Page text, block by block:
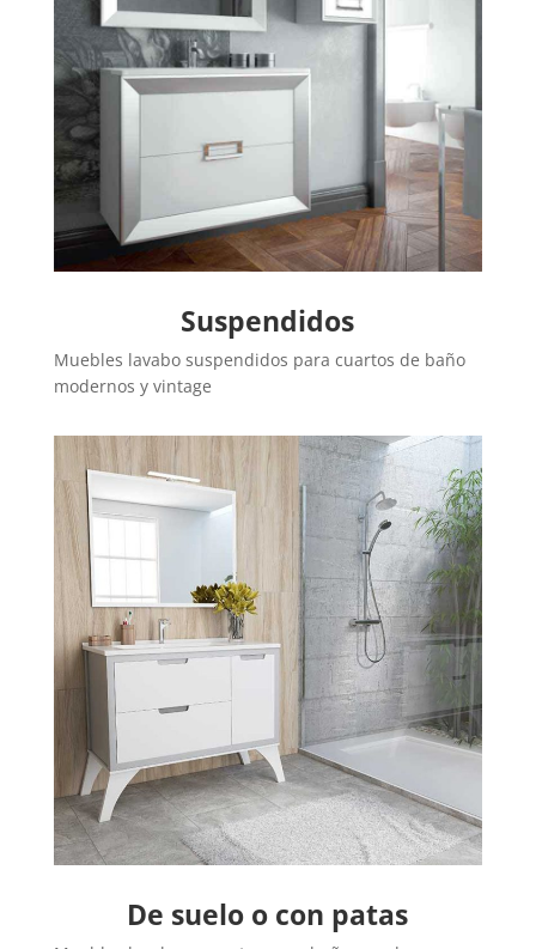
Suspendidos
Muebles lavabo suspendidos para cuartos de baño
modernos y vintage
De suelo o con patas